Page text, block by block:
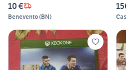
10 €
Benevento(BN)